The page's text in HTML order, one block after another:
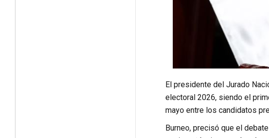
El presidente del Jurado
electoral 2026, siendo el
mayo entre los candidatos
Burneo, precisó que el